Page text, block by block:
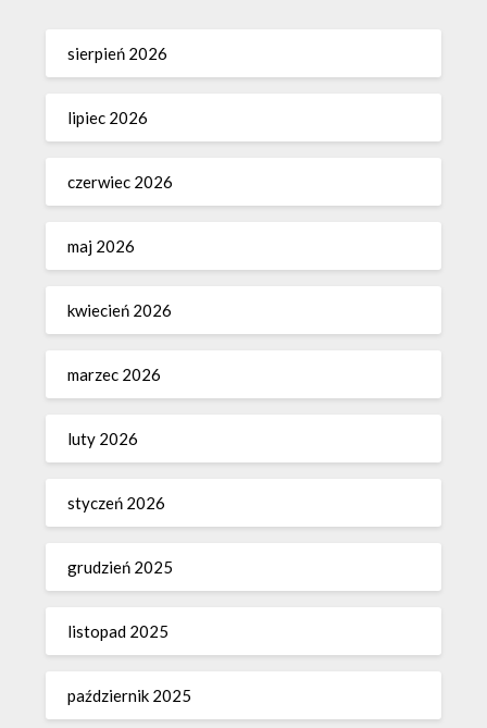
sierpień 2026
lipiec 2026
czerwiec 2026
maj 2026
kwiecień 2026
marzec 2026
luty 2026
styczeń 2026
grudzień 2025
listopad 2025
październik 2025